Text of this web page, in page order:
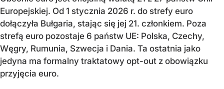
Europejskiej. Od 1 stycznia 2026 r. do strefy euro
dołączyła Bułgaria, stając się jej 21. członkiem. Poza
strefą euro pozostaje 6 państw UE: Polska, Czechy,
Węgry, Rumunia, Szwecja i Dania. Ta ostatnia jako
jedyna ma formalny traktatowy opt-out z obowiązku
przyjęcia euro.